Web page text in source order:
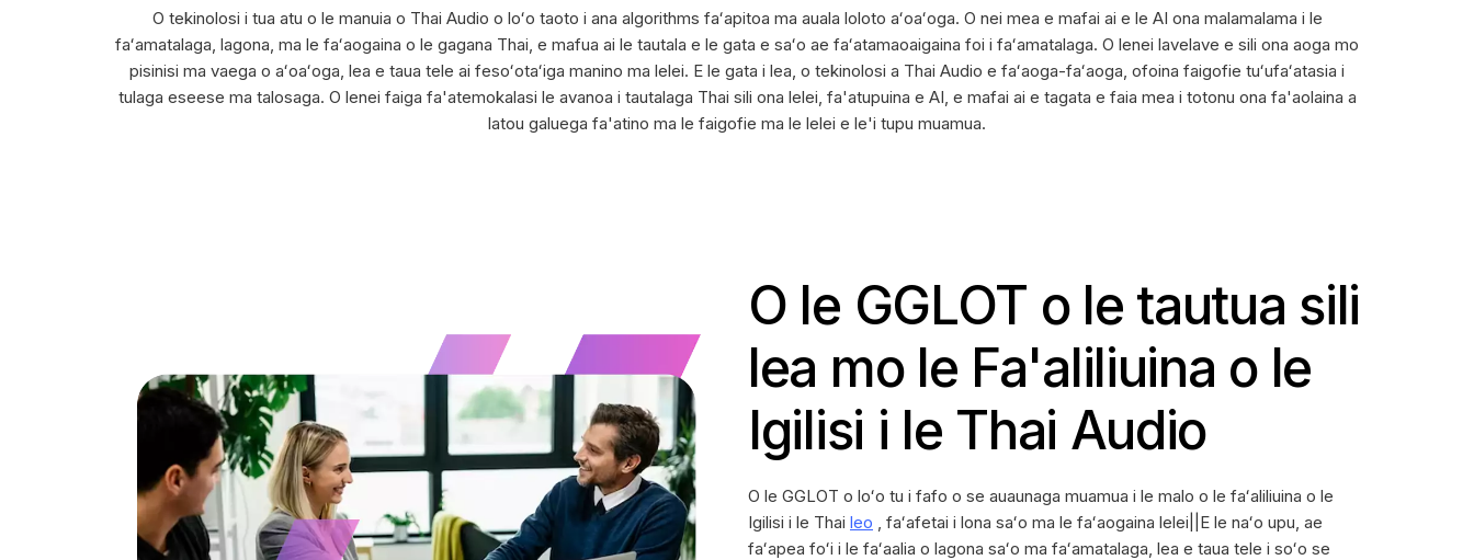
O tekinolosi i tua atu o le manuia o Thai Audio o loʻo taoto i ana algorithms faʻapitoa ma auala loloto aʻoaʻoga. O nei mea e mafai ai e le AI ona malamalama i le
faʻamatalaga, lagona, ma le faʻaogaina o le gagana Thai, e mafua ai le tautala e le gata e saʻo ae faʻatamaoaigaina foi i faʻamatalaga. O lenei lavelave e sili ona aoga mo
pisinisi ma vaega o aʻoaʻoga, lea e taua tele ai fesoʻotaʻiga manino ma lelei. E le gata i lea, o tekinolosi a Thai Audio e faʻaoga-faʻaoga, ofoina faigofie tuʻufaʻatasia i
tulaga eseese ma talosaga. O lenei faiga fa'atemokalasi le avanoa i tautalaga Thai sili ona lelei, fa'atupuina e AI, e mafai ai e tagata e faia mea i totonu ona fa'aolaina a
latou galuega fa'atino ma le faigofie ma le lelei e le'i tupu muamua.
O le GGLOT o le tautua sili
lea mo le Fa'aliliuina o le
Igilisi i le Thai Audio
O le GGLOT o loʻo tu i fafo o se auaunaga muamua i le malo o le faʻaliliuina o le
Igilisi i le Thai leo , faʻafetai i lona saʻo ma le faʻaogaina lelei||E le naʻo upu, ae
faʻapea foʻi i le faʻaalia o lagona saʻo ma faʻamatalaga, lea e taua tele i soʻo se